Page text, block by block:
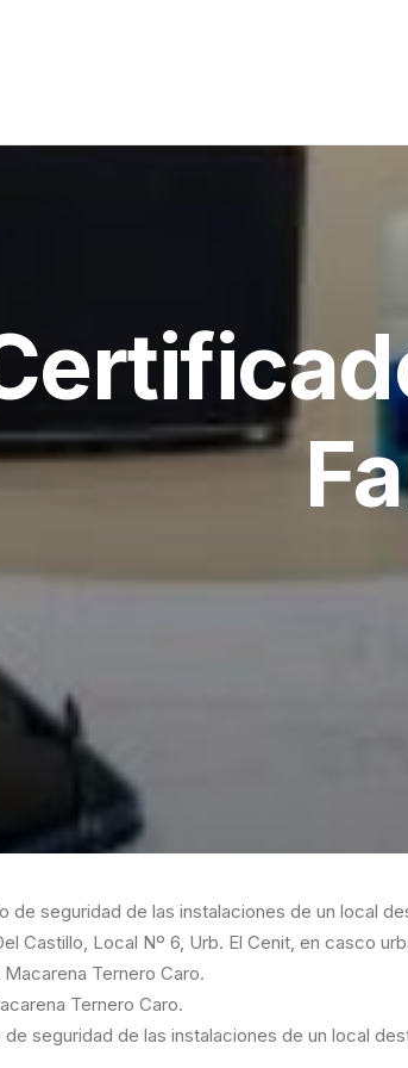
de seguridad de las instalaciones de un local
Castillo, Local Nº 6, Urb. El Cenit, en casco
Ternero Caro.
Ternero Caro.
seguridad de las instalaciones de un local